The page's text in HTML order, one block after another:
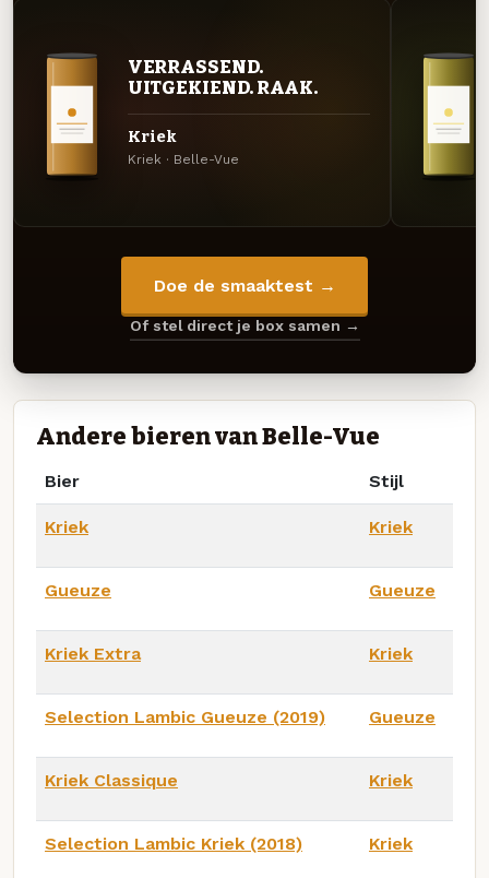
VERRASSEND.
UITGEKIEND. RAAK.
Kriek
Kriek · Belle-Vue
Doe de smaaktest →
Of stel direct je box samen →
Andere bieren van Belle-Vue
Bier Stijl
Kriek Kriek
Gueuze Gueuze
Kriek Extra Kriek
Selection Lambic Gueuze (2019) Gueuze
Kriek Classique Kriek
Selection Lambic Kriek (2018) Kriek